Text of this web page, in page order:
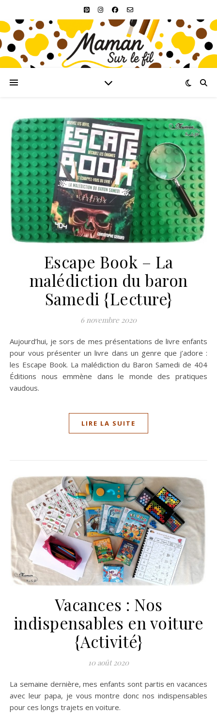
Escape Book – La
malédiction du baron
Samedi {Lecture}
6 novembre 2020
Aujourd’hui, je sors de mes présentations de livre enfants
pour vous présenter un livre dans un genre que j’adore :
les Escape Book. La malédiction du Baron Samedi de 404
Éditions nous emmène dans le monde des pratiques
vaudous.
LIRE LA SUITE
Vacances : Nos
indispensables en voiture
{Activité}
10 août 2020
La semaine dernière, mes enfants sont partis en vacances
avec leur papa, je vous montre donc nos indispensables
pour ces longs trajets en voiture.